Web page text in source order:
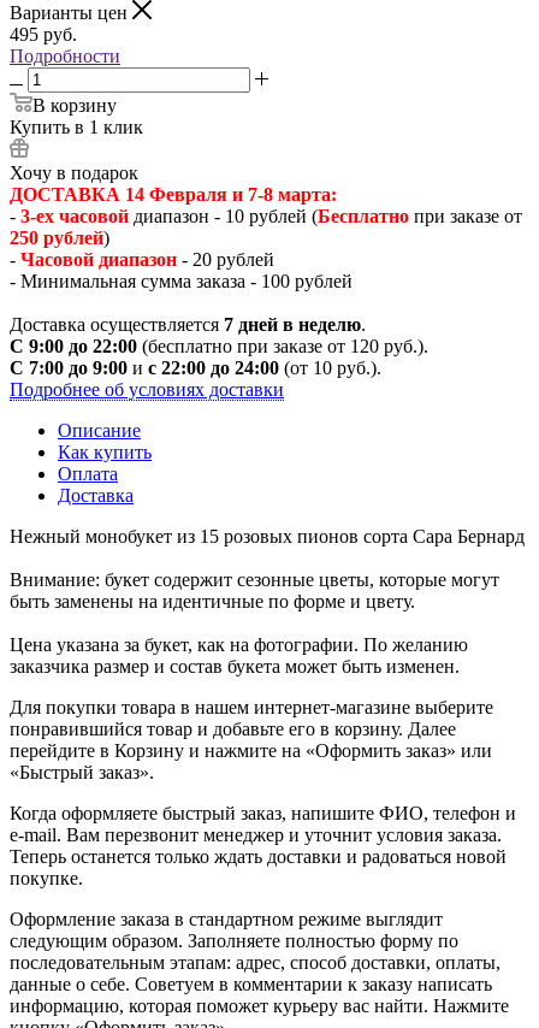
Варианты цен
495 руб.
Подробности
В корзину
Купить в 1 клик
Хочу в подарок
ДОСТАВКА 14 Февраля и 7-8 марта:
- 3-ех часовой диапазон - 10 рублей (Бесплатно при заказе от
250 рублей)
- Часовой диапазон - 20 рублей
- Минимальная сумма заказа - 100 рублей
Доставка осуществляется 7 дней в неделю.
С 9:00 до 22:00 (бесплатно при заказе от 120 руб.).
С 7:00 до 9:00 и с 22:00 до 24:00 (от 10 руб.).
Подробнее об условиях доставки
Описание
Как купить
Оплата
Доставка
Нежный монобукет из 15 розовых пионов сорта Сара Бернард
Внимание: букет содержит сезонные цветы, которые могут
быть заменены на идентичные по форме и цвету.
Цена указана за букет, как на фотографии. По желанию
заказчика размер и состав букета может быть изменен.
Для покупки товара в нашем интернет-магазине выберите
понравившийся товар и добавьте его в корзину. Далее
перейдите в Корзину и нажмите на «Оформить заказ» или
«Быстрый заказ».
Когда оформляете быстрый заказ, напишите ФИО, телефон и
e-mail. Вам перезвонит менеджер и уточнит условия заказа.
Теперь останется только ждать доставки и радоваться новой
покупке.
Оформление заказа в стандартном режиме выглядит
следующим образом. Заполняете полностью форму по
последовательным этапам: адрес, способ доставки, оплаты,
данные о себе. Советуем в комментарии к заказу написать
информацию, которая поможет курьеру вас найти. Нажмите